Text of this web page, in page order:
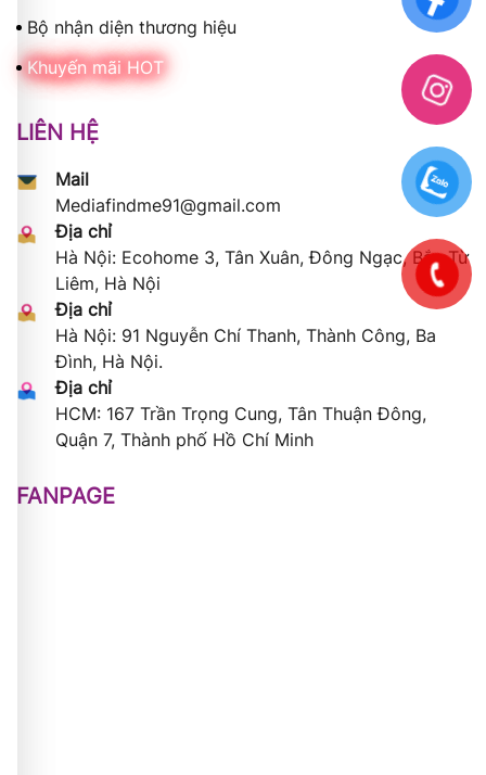
Bộ nhận diện thương hiệu
Khuyến mãi HOT
LIÊN HỆ
Mail
Mediafindme91@gmail.com
Địa chỉ
Hà Nội: Ecohome 3, Tân Xuân, Đông Ngạc, Bắc Từ
Liêm, Hà Nội
Địa chỉ
Hà Nội: 91 Nguyễn Chí Thanh, Thành Công, Ba
Đình, Hà Nội.
Địa chỉ
HCM: 167 Trần Trọng Cung, Tân Thuận Đông,
Quận 7, Thành phố Hồ Chí Minh
FANPAGE